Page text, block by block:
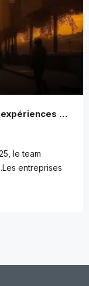
Team Building Original en France : expériences créatives, durables et inspirantes
le team
entreprises